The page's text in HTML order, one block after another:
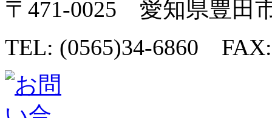
〒471-0025 愛知県豊田
TEL: (0565)34-6860 FAX: